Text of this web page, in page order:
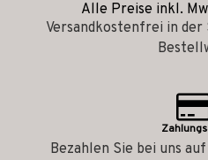
Alle Preise inkl.
Versandkostenfrei in der
Bezahlen Sie bei uns